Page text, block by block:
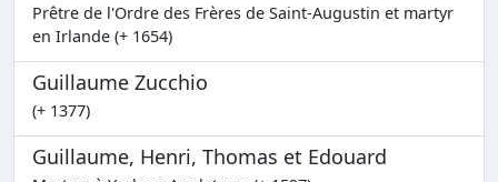
Prêtre de l'Ordre des Frères de Saint-Augustin et martyr
en Irlande (+ 1654)
Guillaume Zucchio
(+ 1377)
Guillaume, Henri, Thomas et Edouard